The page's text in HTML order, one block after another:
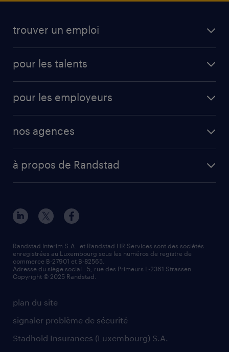
trouver un emploi
cdi
pour les talents
professional
votre lettre de motivation
tout savoir sur l'intérim
pour les employeurs
professional
recherche de personnel
demander à être contacté
mag RH
nos agences
Esch-sur-Alzette (rue de Luxembourg)
Strassen
Wiltz
à propos de Randstad
notre histoire
responsabilité
valeurs et mission
information importante
randstad dans le monde
plan du site
signaler problème de sécurité
Stadhold Insurances (Luxembourg) S.A.
Randstad Interim S.A. et Randstad HR Services sont des sociétés
enregistrées au Luxembourg sous les numéros de registre de
commerce B-27901 et B-82565.
Adresse du siège social : 5, rue des Primeurs L-2361 Strassen.
Copyright © 2025 Randstad.